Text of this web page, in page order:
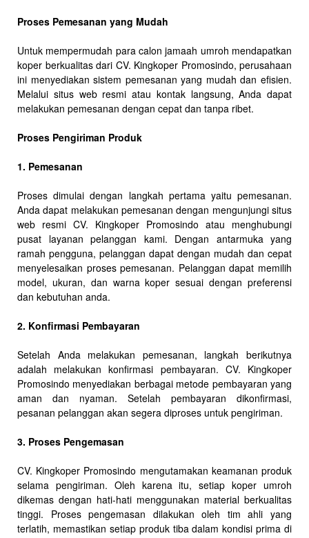
Proses Pemesanan yang Mudah
Untuk mempermudah para calon jamaah umroh mendapatkan
koper berkualitas dari CV. Kingkoper Promosindo, perusahaan
ini menyediakan sistem pemesanan yang mudah dan efisien.
Melalui situs web resmi atau kontak langsung, Anda dapat
melakukan pemesanan dengan cepat dan tanpa ribet.
Proses Pengiriman Produk
1. Pemesanan
Proses dimulai dengan langkah pertama yaitu pemesanan.
Anda dapat melakukan pemesanan dengan mengunjungi situs
web resmi CV. Kingkoper Promosindo atau menghubungi
pusat layanan pelanggan kami. Dengan antarmuka yang
ramah pengguna, pelanggan dapat dengan mudah dan cepat
menyelesaikan proses pemesanan. Pelanggan dapat memilih
model, ukuran, dan warna koper sesuai dengan preferensi
dan kebutuhan anda.
2. Konfirmasi Pembayaran
Setelah Anda melakukan pemesanan, langkah berikutnya
adalah melakukan konfirmasi pembayaran. CV. Kingkoper
Promosindo menyediakan berbagai metode pembayaran yang
aman dan nyaman. Setelah pembayaran dikonfirmasi,
pesanan pelanggan akan segera diproses untuk pengiriman.
3. Proses Pengemasan
CV. Kingkoper Promosindo mengutamakan keamanan produk
selama pengiriman. Oleh karena itu, setiap koper umroh
dikemas dengan hati-hati menggunakan material berkualitas
tinggi. Proses pengemasan dilakukan oleh tim ahli yang
terlatih, memastikan setiap produk tiba dalam kondisi prima di